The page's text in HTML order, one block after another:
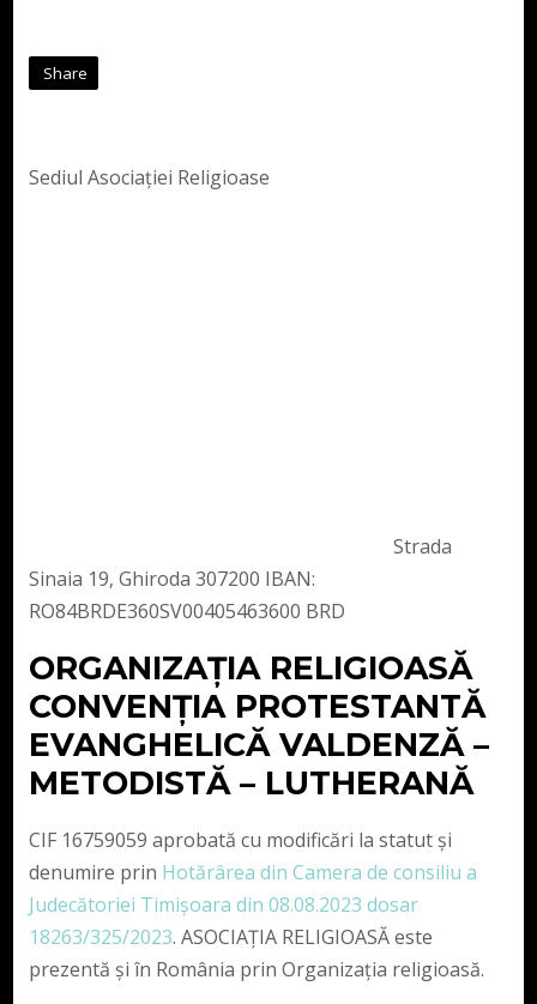
Share
Sediul Asociației Religioase
Strada
Sinaia 19, Ghiroda 307200 IBAN:
RO84BRDE360SV00405463600 BRD
ORGANIZAȚIA RELIGIOASĂ
CONVENŢIA PROTESTANTĂ
EVANGHELICĂ VALDENZĂ –
METODISTĂ – LUTHERANĂ
CIF 16759059 aprobată cu modificări la statut și
denumire prin Hotărârea din Camera de consiliu a
Judecătoriei Timișoara din 08.08.2023 dosar
18263/325/2023. ASOCIAȚIA RELIGIOASĂ este
prezentă și în România prin Organizația religioasă.